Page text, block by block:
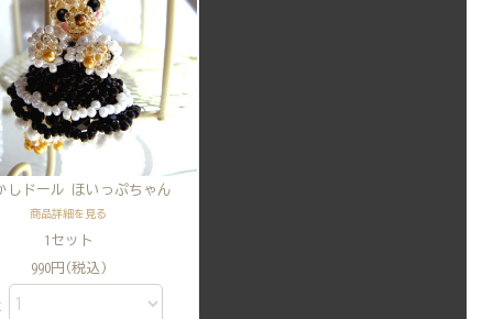
しドール ほいっぷちゃん
商品詳細を見る
1セット
990円(税込)